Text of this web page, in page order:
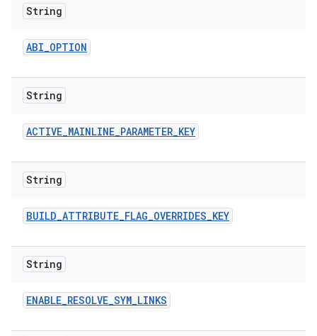
String
ABI_OPTION
String
ACTIVE_MAINLINE_PARAMETER_KEY
String
BUILD_ATTRIBUTE_FLAG_OVERRIDES_KEY
String
ENABLE_RESOLVE_SYM_LINKS